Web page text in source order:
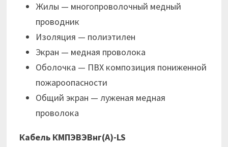
Жилы — многопроволочный медный
проводник
Изоляция — полиэтилен
Экран — медная проволока
Оболочка — ПВХ композиция пониженной
пожароопасности
Общий экран — луженая медная
проволока
Кабель КМПЭВЭВнг(А)-LS